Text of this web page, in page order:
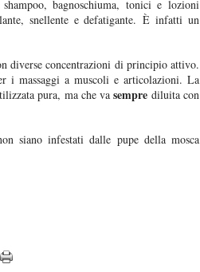
bagnoschiuma, tonici e lozioni
snellente e defatigante. È infatti un
diverse concentrazioni di principio attivo.
i massaggi a muscoli e articolazioni. La
pura, ma che vasempre diluita con
siano infestati dalle pupe della mosca